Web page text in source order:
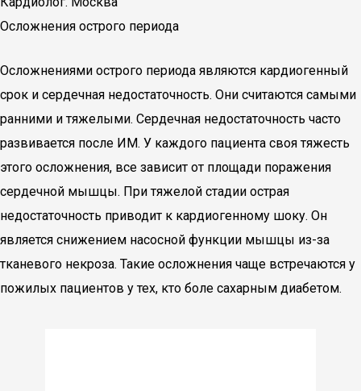
Осложнения острого периода
Осложнениями острого периода являются кардиогенный
срок и сердечная недостаточность. Они считаются самыми
ранними и тяжелыми. Сердечная недостаточность часто
развивается после ИМ. У каждого пациента своя тяжесть
этого осложнения, все зависит от площади поражения
сердечной мышцы. При тяжелой стадии острая
недостаточность приводит к кардиогенному шоку. Он
является снижением насосной функции мышцы из-за
тканевого некроза. Такие осложнения чаще встречаются у
пожилых пациентов у тех, кто боле сахарным диабетом.